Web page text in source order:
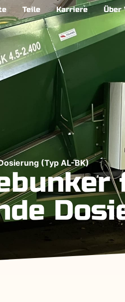
Teile Karriere Über
(Typ AL-BK)